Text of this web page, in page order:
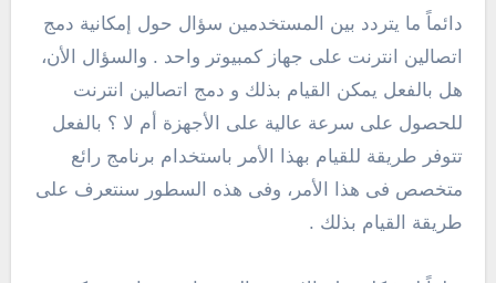
دائماً ما يتردد بين المستخدمين سؤال حول إمكانية دمج
اتصالين انترنت على جهاز كمبيوتر واحد . والسؤال الأن،
هل بالفعل يمكن القيام بذلك و دمج اتصالين انترنت
للحصول على سرعة عالية على الأجهزة أم لا ؟ بالفعل
تتوفر طريقة للقيام بهذا الأمر باستخدام برنامج رائع
متخصص فى هذا الأمر، وفى هذه السطور سنتعرف على
طريقة القيام بذلك .